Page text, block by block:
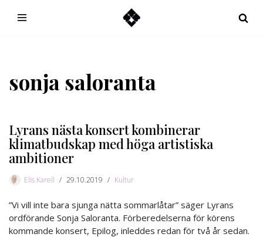
sonja saloranta
Lyrans nästa konsert kombinerar
klimatbudskap med höga artistiska
ambitioner
Elis Karell 29.10.2019 Kultur
”Vi vill inte bara sjunga nätta sommarlåtar” säger Lyrans
ordförande Sonja Saloranta. Förberedelserna för körens
kommande konsert, Epilog, inleddes redan för två år sedan.